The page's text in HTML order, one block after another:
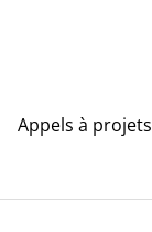
Appels à projets